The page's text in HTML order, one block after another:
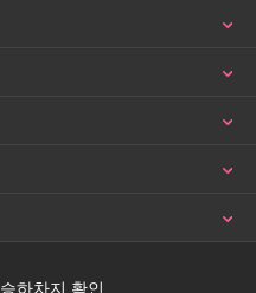
승하차지 확인